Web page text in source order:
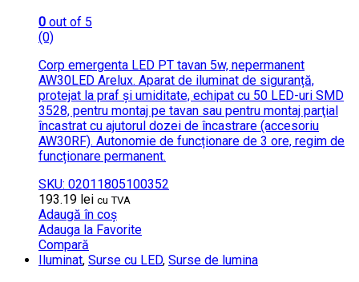
0 out of 5
(0)
Corp emergenta LED PT tavan 5w, nepermanent
AW30LED Arelux. Aparat de iluminat de siguranță,
protejat la praf şi umiditate, echipat cu 50 LED-uri SMD
3528, pentru montaj pe tavan sau pentru montaj parţial
încastrat cu ajutorul dozei de încastrare (accesoriu
AW30RF). Autonomie de funcționare de 3 ore, regim de
funcționare permanent.
SKU: 02011805100352
193.19 lei cu TVA
Adaugă în coș
Adauga la Favorite
Compară
Iluminat, Surse cu LED, Surse de lumina